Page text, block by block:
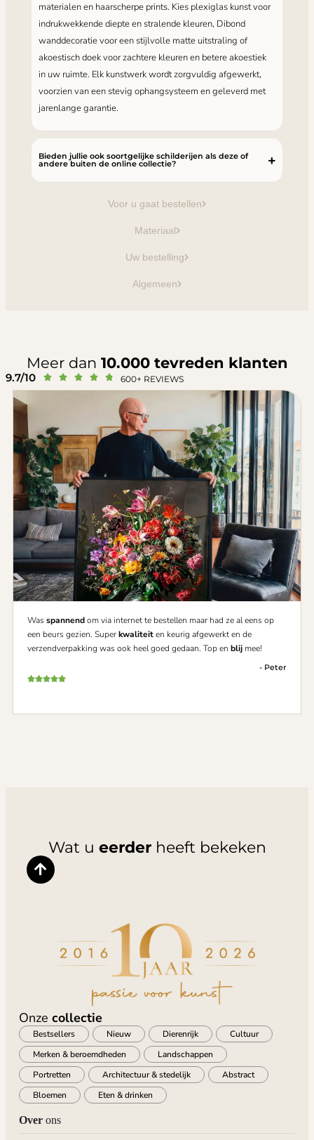
Voor u gaat bestellen
Materiaal
Uw bestelling
Algemeen
materialen en haarscherpe prints. Kies plexiglas kunst voor
indrukwekkende diepte en stralende kleuren, Dibond
wanddecoratie voor een stijlvolle matte uitstraling of
akoestisch doek voor zachtere kleuren en betere akoestiek
in uw ruimte. Elk kunstwerk wordt zorgvuldig afgewerkt,
voorzien van een stevig ophangsysteem en geleverd met
jarenlange garantie.
Bieden jullie ook soortgelijke schilderijen als deze of
andere buiten de online collectie?
Meer dan 10.000 tevreden klanten
9.7/10      600+ REVIEWS
Was spannendom via internet te bestellen maar had ze al eens op
een beurs gezien. Superkwaliteiten keurig afgewerkt en de
verzendverpakking was ook heel goed gedaan. Top en blij mee!
- Peter
Wat u eerderheeft bekeken
Onze collectie
Bestsellers Nieuw Dierenrijk
Cultuur
Merken & beroemdheden
Landschappen
Portretten
Architectuur & stedelijk
Abstract
Bloemen
Eten & drinken
Overons